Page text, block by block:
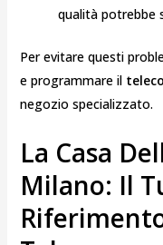
qualità potrebbe
Per evitare questi
e programmare il
negozio specializzato.
La Casa
Milano: Il